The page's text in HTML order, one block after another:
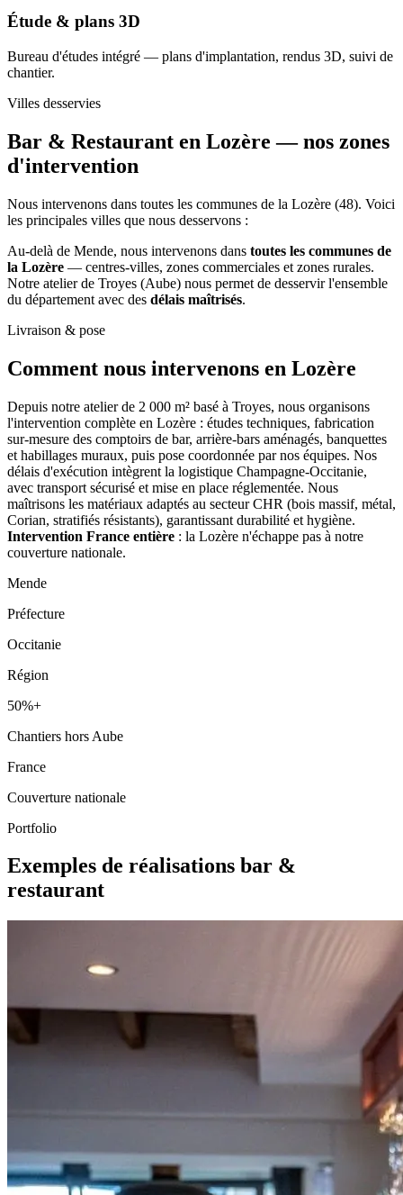
Étude & plans 3D
Bureau d'études intégré — plans d'implantation, rendus 3D, suivi de
chantier.
Villes desservies
Bar & Restaurant en Lozère —nos zones
d'intervention
Nous intervenons dans toutes les communes de la Lozère (48). Voici
les principales villes que nous desservons :
Au-delà de Mende, nous intervenons dans toutes les communes de
la Lozère — centres-villes, zones commerciales et zones rurales.
Notre atelier de Troyes (Aube) nous permet de desservir l'ensemble
du département avec des délais maîtrisés.
Livraison & pose
Comment nous intervenons en Lozère
Depuis notre atelier de 2 000 m² basé à Troyes, nous organisons
l'intervention complète en Lozère : études techniques, fabrication
sur-mesure des comptoirs de bar, arrière-bars aménagés, banquettes
et habillages muraux, puis pose coordonnée par nos équipes. Nos
délais d'exécution intègrent la logistique Champagne-Occitanie,
avec transport sécurisé et mise en place réglementée. Nous
maîtrisons les matériaux adaptés au secteur CHR (bois massif, métal,
Corian, stratifiés résistants), garantissant durabilité et hygiène.
Intervention France entière : la Lozère n'échappe pas à notre
couverture nationale.
Mende
Préfecture
Occitanie
Région
50%+
Chantiers hors Aube
France
Couverture nationale
Portfolio
Exemples de réalisations bar &
restaurant